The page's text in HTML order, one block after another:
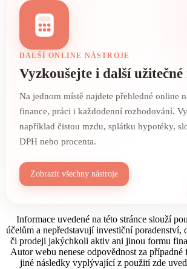
DALŠÍ ONLINE NÁSTROJE
Vyzkoušejte i další
Na jednom místě najdete přehledné online
finance, práci i každodenní rozhodování.
například čistou mzdu, splátku hypotéky,
DPH nebo procenta.
Zobrazit všechny nástroje
Informace uvedené na této stránce slouží
účelům a nepředstavují investiční poradenství,
či prodeji jakýchkoli aktiv ani jinou formu
Autor webu nenese odpovědnost za
jiné následky vyplývající z použití zde